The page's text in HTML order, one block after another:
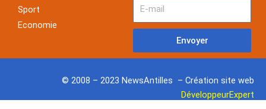
Sport
Economie
Envoyer
© 2008 – 2023 NewsAntilles – Création site web
DéveloppeurExpert